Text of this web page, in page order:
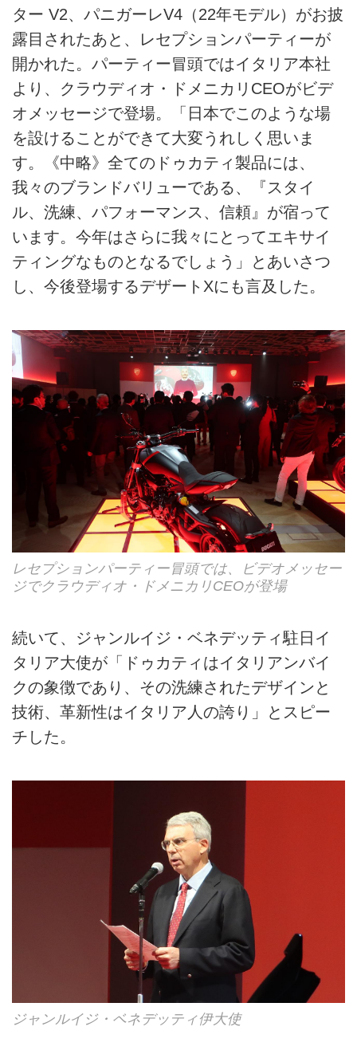
ター V2、パニガーレV4（22年モデル）がお披
露目されたあと、レセプションパーティーが
開かれた。パーティー冒頭ではイタリア本社
より、クラウディオ・ドメニカリCEOがビデ
オメッセージで登場。「日本でこのような場
を設けることができて大変うれしく思いま
す。《中略》全てのドゥカティ製品には、
我々のブランドバリューである、『スタイ
ル、洗練、パフォーマンス、信頼』が宿って
います。今年はさらに我々にとってエキサイ
ティングなものとなるでしょう」とあいさつ
し、今後登場するデザートXにも言及した。
レセプションパーティー冒頭では、ビデオメッセー
ジでクラウディオ・ドメニカリCEOが登場
続いて、ジャンルイジ・ベネデッティ駐日イ
タリア大使が「ドゥカティはイタリアンバイ
クの象徴であり、その洗練されたデザインと
技術、革新性はイタリア人の誇り」とスピー
チした。
ジャンルイジ・ベネデッティ伊大使